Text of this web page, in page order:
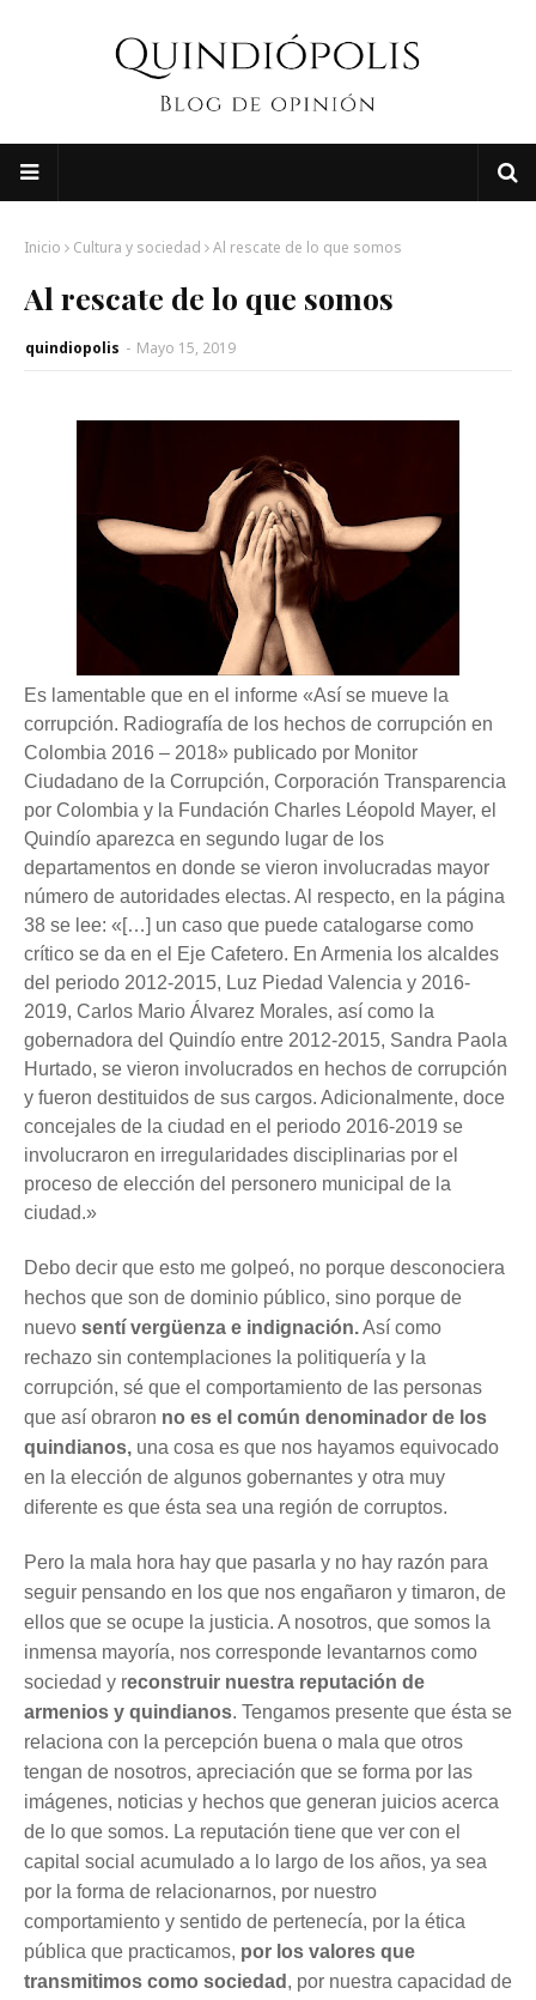
Inicio Cultura y sociedad Al rescate de lo que somos
Al rescate de lo que somos
quindiopolis - Mayo 15, 2019
Es lamentable que en el informe «Así se mueve la
corrupción. Radiografía de los hechos de corrupción en
Colombia 2016 – 2018» publicado por Monitor
Ciudadano de la Corrupción, Corporación Transparencia
por Colombia y la Fundación Charles Léopold Mayer, el
Quindío aparezca en segundo lugar de los
departamentos en donde se vieron involucradas mayor
número de autoridades electas. Al respecto, en la página
38 se lee: «[…] un caso que puede catalogarse como
crítico se da en el Eje Cafetero. En Armenia los alcaldes
del periodo 2012-2015, Luz Piedad Valencia y 2016-
2019, Carlos Mario Álvarez Morales, así como la
gobernadora del Quindío entre 2012-2015, Sandra Paola
Hurtado, se vieron involucrados en hechos de corrupción
y fueron destituidos de sus cargos. Adicionalmente, doce
concejales de la ciudad en el periodo 2016-2019 se
involucraron en irregularidades disciplinarias por el
proceso de elección del personero municipal de la
ciudad.»
Debo decir que esto me golpeó, no porque desconociera
hechos que son de dominio público, sino porque de
nuevo sentí vergüenza e indignación.Así como
rechazo sin contemplaciones la politiquería y la
corrupción, sé que el comportamiento de las personas
que así obraron no es el común denominador de los
quindianos, una cosa es que nos hayamos equivocado
en la elección de algunos gobernantes y otra muy
diferente es que ésta sea una región de corruptos.
Pero la mala hora hay que pasarla y no hay razón para
seguir pensando en los que nos engañaron y timaron, de
ellos que se ocupe la justicia. A nosotros, que somos la
inmensa mayoría, nos corresponde levantarnos como
sociedad y reconstruir nuestra reputación de
armenios y quindianos. Tengamos presente que ésta se
relaciona con la percepción buena o mala que otros
tengan de nosotros, apreciación que se forma por las
imágenes, noticias y hechos que generan juicios acerca
de lo que somos. La reputación tiene que ver con el
capital social acumulado a lo largo de los años, ya sea
por la forma de relacionarnos, por nuestro
comportamiento y sentido de pertenecía, por la ética
pública que practicamos, por los valores que
transmitimos como sociedad , por nuestra capacidad de